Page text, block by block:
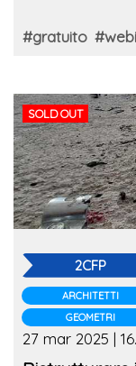
#gratuito
SOLD OUT
2CFP
ARCHITETTI
GEOMETRI
27 mar 2025 |